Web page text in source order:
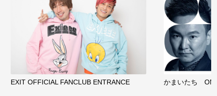
EXIT OFFICIAL FANCLUB ENTRANCE かまいたち